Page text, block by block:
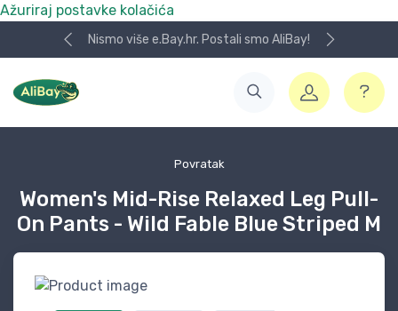
Ažuriraj postavke kolačića
Nismo više e.Bay.hr. Postali smo AliBay!
Povratak
Women's Mid-Rise Relaxed Leg Pull-
On Pants - Wild Fable Blue Striped M